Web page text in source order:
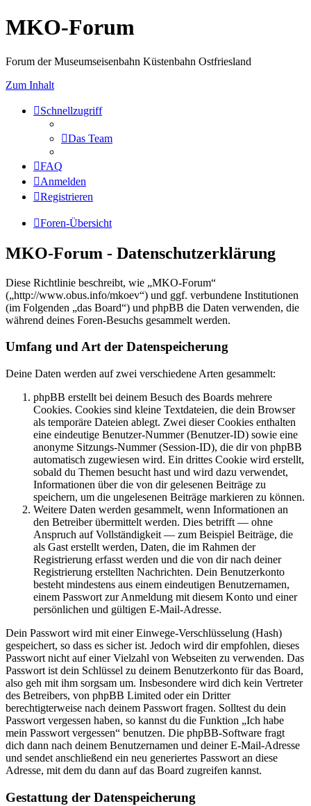
MKO-Forum
Forum der Museumseisenbahn Küstenbahn Ostfriesland
Zum Inhalt
Schnellzugriff
Das Team
FAQ
Anmelden
Registrieren
Foren-Übersicht
MKO-Forum - Datenschutzerklärung
Diese Richtlinie beschreibt, wie „MKO-Forum“
(„http://www.obus.info/mkoev“) und ggf. verbundene Institutionen
(im Folgenden „das Board“) und phpBB die Daten verwenden, die
während deines Foren-Besuchs gesammelt werden.
Umfang und Art der Datenspeicherung
Deine Daten werden auf zwei verschiedene Arten gesammelt:
phpBB erstellt bei deinem Besuch des Boards mehrere
Cookies. Cookies sind kleine Textdateien, die dein Browser
als temporäre Dateien ablegt. Zwei dieser Cookies enthalten
eine eindeutige Benutzer-Nummer (Benutzer-ID) sowie eine
anonyme Sitzungs-Nummer (Session-ID), die dir von phpBB
automatisch zugewiesen wird. Ein drittes Cookie wird erstellt,
sobald du Themen besucht hast und wird dazu verwendet,
Informationen über die von dir gelesenen Beiträge zu
speichern, um die ungelesenen Beiträge markieren zu können.
Weitere Daten werden gesammelt, wenn Informationen an
den Betreiber übermittelt werden. Dies betrifft — ohne
Anspruch auf Vollständigkeit — zum Beispiel Beiträge, die
als Gast erstellt werden, Daten, die im Rahmen der
Registrierung erfasst werden und die von dir nach deiner
Registrierung erstellten Nachrichten. Dein Benutzerkonto
besteht mindestens aus einem eindeutigen Benutzernamen,
einem Passwort zur Anmeldung mit diesem Konto und einer
persönlichen und gültigen E-Mail-Adresse.
Dein Passwort wird mit einer Einwege-Verschlüsselung (Hash)
gespeichert, so dass es sicher ist. Jedoch wird dir empfohlen, dieses
Passwort nicht auf einer Vielzahl von Webseiten zu verwenden. Das
Passwort ist dein Schlüssel zu deinem Benutzerkonto für das Board,
also geh mit ihm sorgsam um. Insbesondere wird dich kein Vertreter
des Betreibers, von phpBB Limited oder ein Dritter
berechtigterweise nach deinem Passwort fragen. Solltest du dein
Passwort vergessen haben, so kannst du die Funktion „Ich habe
mein Passwort vergessen“ benutzen. Die phpBB-Software fragt
dich dann nach deinem Benutzernamen und deiner E-Mail-Adresse
und sendet anschließend ein neu generiertes Passwort an diese
Adresse, mit dem du dann auf das Board zugreifen kannst.
Gestattung der Datenspeicherung